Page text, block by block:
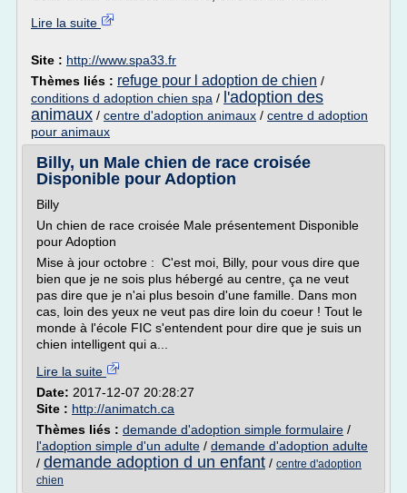
Lire la suite
Site : http://www.spa33.fr
Thèmes liés : refuge pour l adoption de chien /
conditions d adoption chien spa / l'adoption des
animaux / centre d'adoption animaux / centre d adoption
pour animaux
Billy, un Male chien de race croisée
Disponible pour Adoption
Billy
Un chien de race croisée Male présentement Disponible
pour Adoption
Mise à jour octobre : C'est moi, Billy, pour vous dire que
bien que je ne sois plus hébergé au centre, ça ne veut
pas dire que je n'ai plus besoin d'une famille. Dans mon
cas, loin des yeux ne veut pas dire loin du coeur ! Tout le
monde à l'école FIC s'entendent pour dire que je suis un
chien intelligent qui a...
Lire la suite
Date: 2017-12-07 20:28:27
Site : http://animatch.ca
Thèmes liés : demande d'adoption simple formulaire /
l'adoption simple d'un adulte / demande d'adoption adulte
/ demande adoption d un enfant / centre d'adoption
chien